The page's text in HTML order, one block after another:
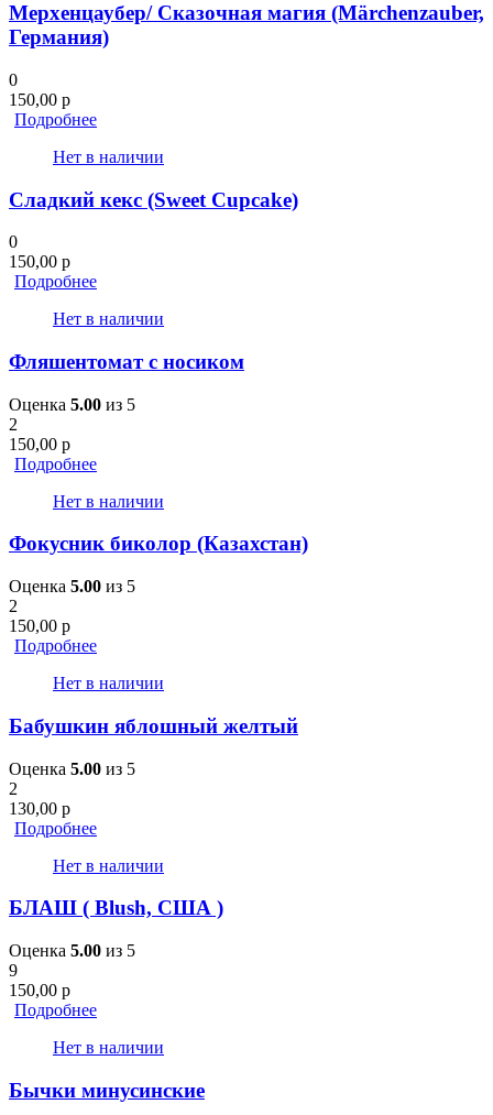
Мерхенцаубер/ Сказочная магия (Märchenzauber,
Германия)
0
150,00 р
Подробнее
Нет в наличии
Сладкий кекс (Sweet Cupcake)
0
150,00 р
Подробнее
Нет в наличии
Фляшентомат с носиком
Оценка 5.00 из 5
2
150,00 р
Подробнее
Нет в наличии
Фокусник биколор (Казахстан)
Оценка 5.00 из 5
2
150,00 р
Подробнее
Нет в наличии
Бабушкин яблошный желтый
Оценка 5.00 из 5
2
130,00 р
Подробнее
Нет в наличии
БЛАШ ( Blush, США )
Оценка 5.00 из 5
9
150,00 р
Подробнее
Нет в наличии
Бычки минусинские